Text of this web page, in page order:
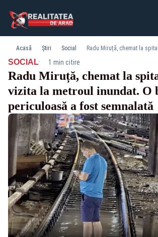
Acasă Știri Social
SOCIAL· 1 min citire
Radu Miruță, chemat la
vizita la metroul inundat. O
periculoasă a fost semnalată